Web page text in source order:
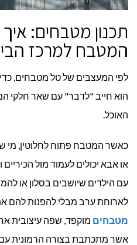
תכנון מטבחים:
המטבח למרכז
לפי המעצבים של טל מטבחים,
הוא חייב "לדבר" עם שאר חלקי
האוכל.
כאשר המטבח פתוח לחלוטין, מי
או אבא יכולים לעמוד מול
עם הילדים שיושבים בסלון או
לארוחת ערב מבלי להפנות להם
מטבחים מוקפד, שפה עיצובית
אשר מתכתבת בצורה הרמונית עם